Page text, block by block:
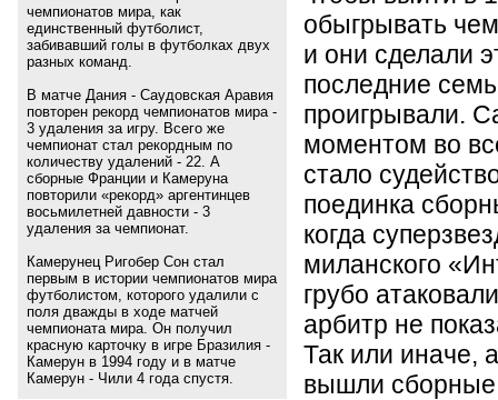
чемпионатов мира, как
единственный футболист,
забивавший голы в футболках двух
разных команд.
В матче Дания - Саудовская Аравия
повторен рекорд чемпионатов мира -
3 удаления за игру. Всего же
чемпионат стал рекордным по
количеству удалений - 22. А
сборные Франции и Камеруна
повторили «рекорд» аргентинцев
восьмилетней давности - 3
удаления за чемпионат.
Камерунец Ригобер Сон стал
первым в истории чемпионатов мира
футболистом, которого удалили с
поля дважды в ходе матчей
чемпионата мира. Он получил
красную карточку в игре Бразилия -
Камерун в 1994 году и в матче
Камерун - Чили 4 года спустя.
обыгрывать
и они сделали
последние
проигрывали.
моментом во
стало
поединка
когда
миланского «
грубо
арбитр не
Так или иначе,
вышли сборные